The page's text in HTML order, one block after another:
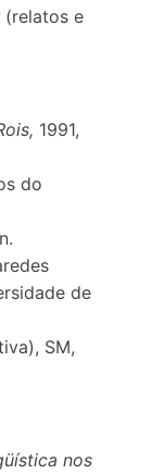
(relatos e
1991,
do
de
SM,
nos